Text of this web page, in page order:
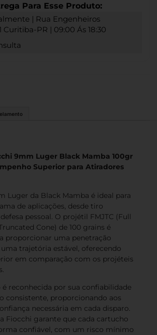
Para Esse Produto:
| Rua Engenheiros
Curitiba-PR | 09:00 Ás 18:30
9mm Luger Black Mamba 100gr
Superior para Atiradores
Luger da Black Mamba é ideal para
de aplicações, desde tiro
pessoal. O projétil FMJTC (Full
Cone) de 100 grains é
proporcionar uma penetração
trajetória estável, oferecendo
em comparação com os projéteis
é reconhecida por sua confiabilidade
consistente, proporcionando aos
necessária em cada disparo.
Fiocchi garante que cada cartucho
confiável, com um risco mínimo